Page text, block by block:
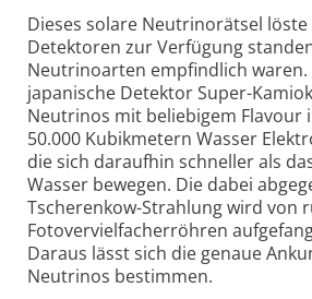
Dieses solare Neutrinorätsel löste
Detektoren zur Verfügung
Neutrinoarten empfindlich
japanische Detektor Super-
Neutrinos mit beliebigem Flavour
50.000 Kubikmetern Wasser
die sich daraufhin schneller als
Wasser bewegen. Die dabei
Tscherenkow-Strahlung wird von
Fotovervielfacherröhren
Daraus lässt sich die genaue
Neutrinos bestimmen.